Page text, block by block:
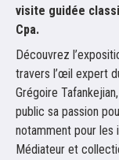
visite guidée
Cpa.
Découvrez
travers l’œil expert
Grégoire
public sa passion
notamment pour les
Médiateur et